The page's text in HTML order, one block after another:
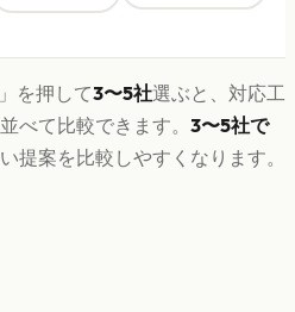
を押して3〜5社選ぶと、対応工
べて比較できます。 3〜5社で
提案を比較しやすくなります。